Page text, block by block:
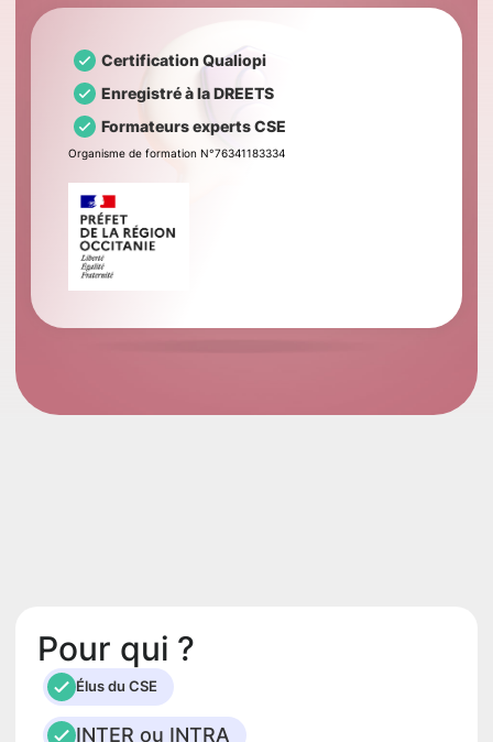
Certification Qualiopi
Enregistré à la DREETS
Formateurs experts CSE
Organisme de formation N°76341183334
Pour qui ?
Élus du CSE
INTER ou INTRA